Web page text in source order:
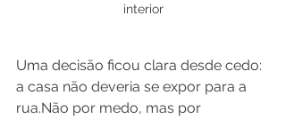
interior
Uma decisão ficou clara desde cedo:
a casa não deveria se expor para a
rua.Não por medo, mas por